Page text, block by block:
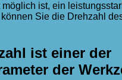
ist, ein
Sie die Drehzahl
ist einer der
der